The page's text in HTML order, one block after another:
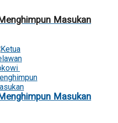
Masukan
Masukan